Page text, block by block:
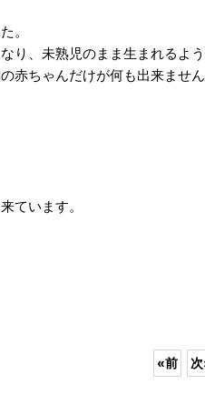
。
、未熟児のまま生まれるよう
赤ちゃんだけが何も出来ません
ています。
«前 次